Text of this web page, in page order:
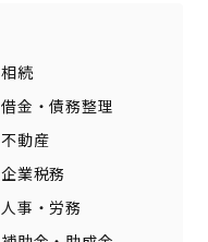
相続
借金・債務整理
不動産
企業税務
人事・労務